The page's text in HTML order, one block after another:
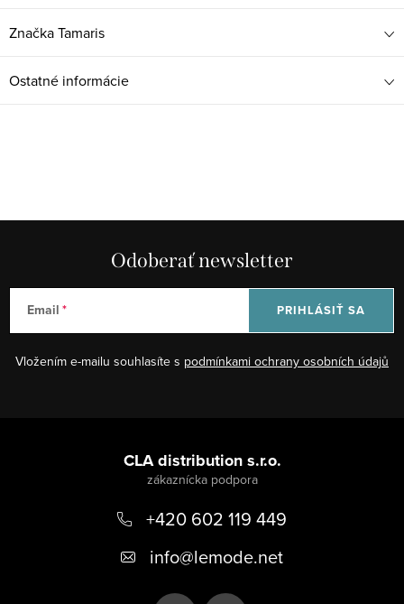
ZnačkaTamaris
Ostatné informácie
Odoberať newsletter
Email
Vložením e-mailu souhlasíte s podmínkami ochrany osobních údajů
PRIHLÁSIŤ SA
CLA distribution s.r.o.
+420 602 119 449
info@lemode.net